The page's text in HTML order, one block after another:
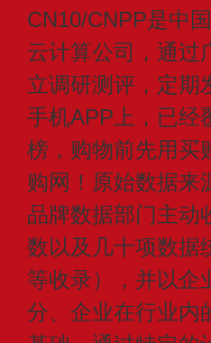
CN10/CNPP是中
云计算公司，通过
立调研测评，定期
手机APP上，已经
榜，购物前先用买
购网！原始数据来
品牌数据部门主动
数以及几十项数据
等收录），并以企
分、企业在行业内